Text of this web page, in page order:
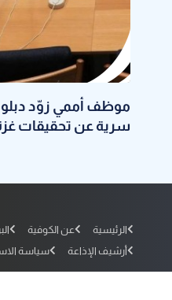
موظف أممي زوّد
سرية عن تحقيقات
الرئيسية عن الكوفية
أرشيف الإذاعة
سياسة